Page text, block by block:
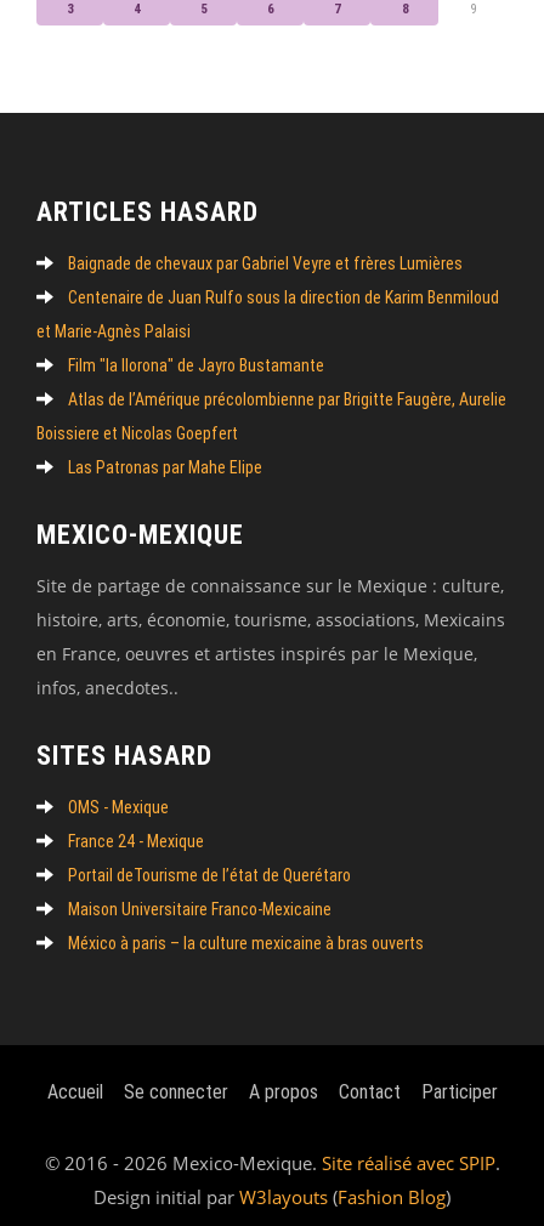
3 4 5 6 7 8 9
ARTICLES HASARD
Baignade de chevaux par Gabriel Veyre et frères Lumières
Centenaire de Juan Rulfo sous la direction de Karim Benmiloud
et Marie-Agnès Palaisi
Film "la llorona" de Jayro Bustamante
Atlas de l’Amérique précolombienne par Brigitte Faugère, Aurelie
Boissiere et Nicolas Goepfert
Las Patronas par Mahe Elipe
MEXICO-MEXIQUE
Site de partage de connaissance sur le Mexique : culture,
histoire, arts, économie, tourisme, associations, Mexicains
en France, oeuvres et artistes inspirés par le Mexique,
infos, anecdotes..
SITES HASARD
OMS - Mexique
France 24 - Mexique
Portail deTourisme de l’état de Querétaro
Maison Universitaire Franco-Mexicaine
México à paris – la culture mexicaine à bras ouverts
Accueil Se connecter A propos Contact Participer
© 2016 - 2026 Mexico-Mexique. Site réalisé avec SPIP.
Design initial par W3layouts (Fashion Blog)